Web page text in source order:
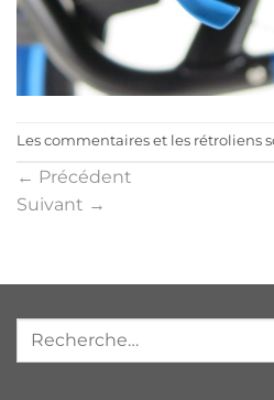
Les commentaires et les rétroliens
← Précédent
Suivant →